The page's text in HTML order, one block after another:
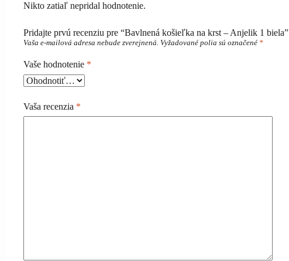
Nikto zatiaľ nepridal hodnotenie.
Pridajte prvú recenziu pre “Bavlnená košieľka na krst – Anjelik 1 biela”
Vaša e-mailová adresa nebude zverejnená. Vyžadované polia sú označené *
Vaše hodnotenie *
Vaša recenzia *